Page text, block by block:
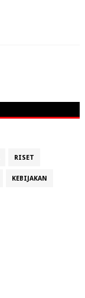
RISET
KEBIJAKAN